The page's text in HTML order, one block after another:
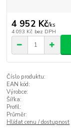
4 952 Kč/ks
4 093 Kč bez DPH
Číslo produktu:
EAN kód:
Výrobce:
Šířka:
Profil:
Průměr:
Hlídat cenu / dostupnost